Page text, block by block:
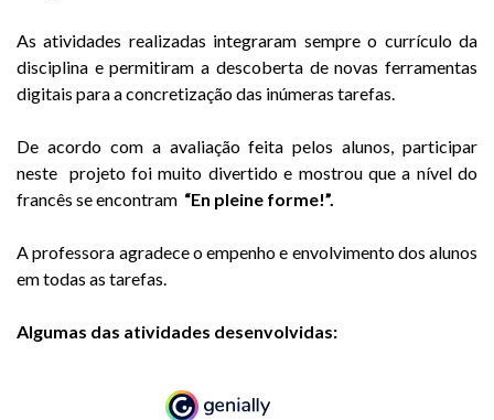
As atividades realizadas integraram sempre o currículo da
disciplina e permitiram a descoberta de novas ferramentas
digitais para a concretização das inúmeras tarefas.
De acordo com a avaliação feita pelos alunos, participar
neste projeto foi muito divertido e mostrou que a nível do
francês se encontram “En pleine forme!”.
A professora agradece o empenho e envolvimento dos alunos
em todas as tarefas.
Algumas das atividades desenvolvidas: